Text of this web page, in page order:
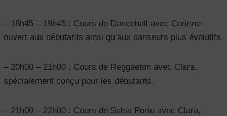
– 18h45 – 19h45 : Cours de Dancehall avec Corinne,
ouvert aux débutants ainsi qu’aux danseurs plus évolutifs.
– 20h00 – 21h00 : Cours de Reggaeton avec Clara,
spécialement conçu pour les débutants.
– 21h00 – 22h00 : Cours de Salsa Porto avec Clara,